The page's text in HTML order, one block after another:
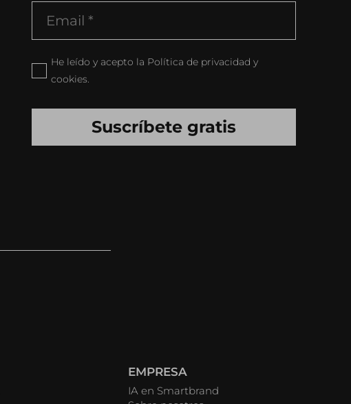
He leído y acepto la Política de privacidad y
cookies.
EMPRESA
IA en Smartbrand